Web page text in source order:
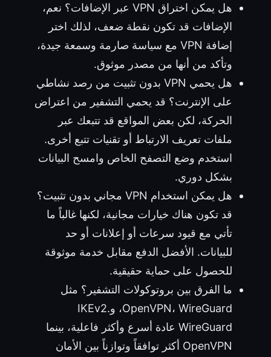
هل يمكن اختراق VPN عبر الإضافات؟ نعم،
الإضافات قد تكون نقطة ضعف، لذلك اختر
إضافة VPN مع سياسة صارمة وسمعة جيدة،
وتأكد من أنها من مصدر موثوق.
هل يحمي VPN بدون تثبيت من رصد نشاطي
على الإنترنت؟ قد يحمي التشفير من اعتراض
الحركة، لكن بعض المواقع قد تتبعك عبر
ملفات تعريف الارتباط أو تقنيات تتبع أخرى.
استخدم وضع التصفح الخاص وامسح البيانات
بشكل دوري.
هل يمكن استخدام VPN مجاني بدون تثبيت؟
قد تكون هناك خيارات مجانية، لكنها غالباً ما
تأتي مع قيود سرعات أو إعلانات أو حد
للبيانات. الأفضل الدفع مقابل خدمة موثوقة
للحصول على حماية حقيقية.
ما الفرق بين بروتوكولات التشفير؟ مثل
OpenVPN، WireGuard، وIKEv2.
WireGuard عادة أسرع وأكثر فاعلية، بينما
OpenVPN أكثر توافقاً وتوازناً بين الأمان